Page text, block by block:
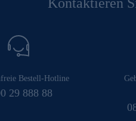
Bestell-Hotline
29 888 88